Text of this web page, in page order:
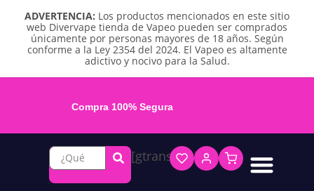
ADVERTENCIA: Los productos mencionados en este sitio
web Divervape tienda de Vapeo pueden ser comprados
únicamente por personas mayores de 18 años. Según
conforme a la Ley 2354 del 2024. El Vapeo es altamente
adictivo y nocivo para la Salud.
Compra 100% Segura
[gtranslate]